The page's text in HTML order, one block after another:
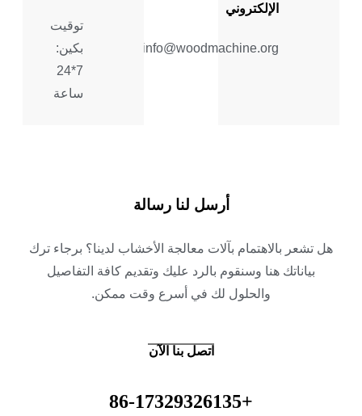
الإلكتروني
info@woodmachine.org
توقيت
بكين:
7*24
ساعة
أرسل لنا رسالة
هل تشعر بالاهتمام بآلات معالجة الأخشاب لدينا؟ برجاء ترك
بياناتك هنا وسنقوم بالرد عليك وتقديم كافة التفاصيل
والحلول لك في أسرع وقت ممكن.
اتصل بنا الآن
+86-17329326135